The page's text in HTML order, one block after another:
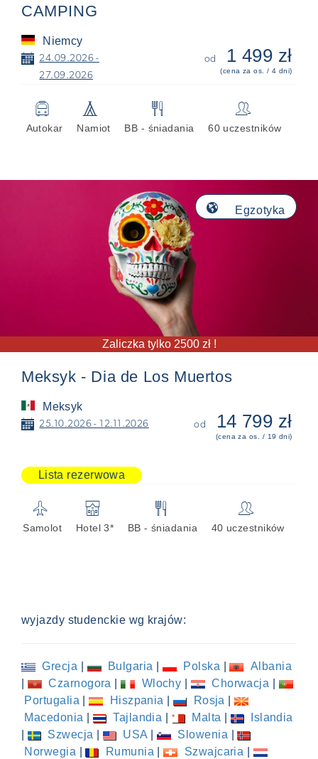
CAMPING
Niemcy
📅 24.09.2026 -
27.09.2026
od 1 499 zł
(cena za os. / 4 dni)
🚍
Autokar
🛷
Namiot
🍴
BB - śniadania
👥
60 uczestników
Zaliczka tylko 2500 zł !
Egzotyka
🌎
Meksyk - Dia de Los Muertos
Meksyk
📅 25.10.2026 - 12.11.2026
Lista rezerwowa
od 14 799 zł
(cena za os. / 19 dni)
✈
Samolot
🏨
Hotel 3*
🍴
BB - śniadania
👥
40 uczestników
wyjazdy studenckie wg krajów:
Grecja Bulgaria Polska |
Albania
Czarnogora | Wlochy Chorwacja
Portugalia
| Hiszpania | Rosja
|
Macedonia
Tajlandia Malta
Islandia
Szwecja USA | Slowenia
|
Norwegia
| Rumunia | Szwajcaria